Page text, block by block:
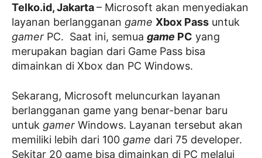
Telko.id, Jakarta– Microsoft akan menyediakan
layanan berlangganan game Xbox Pass untuk
gamer PC. Saat ini, semua game PC yang
merupakan bagian dari Game Pass bisa
dimainkan di Xbox dan PC Windows.
Sekarang, Microsoft meluncurkan layanan
berlangganan game yang benar-benar baru
untuk gamer Windows. Layanan tersebut akan
memiliki lebih dari 100 game dari 75 developer.
Sekitar 20 game bisa dimainkan di PC melalui